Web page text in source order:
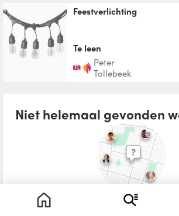
feestverlichting
Te leen
peter
Tollebeek
Niet helemaal gevonden
Plaats een leenoproep